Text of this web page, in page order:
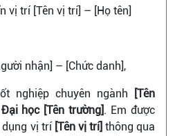
vị trí [Tên vị trí] – [Họ tên]
nhận] – [Chức danh],
nghiệp chuyên ngành
[Tên
học [Tên trường]. Em được
dụng vị trí [Tên vị trí] thông qua